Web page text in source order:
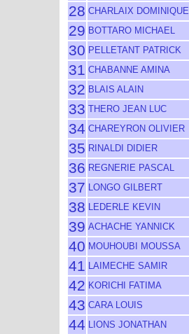
28 CHARLAIX DOMINIQUE
29 BOTTARO MICHAEL
30 PELLETANT PATRICK
31 CHABANNE AMINA
32 BLAIS ALAIN
33 THERO JEAN LUC
34 CHAREYRON OLIVIER
35 RINALDI DIDIER
36 REGNERIE PASCAL
37 LONGO GILBERT
38 LEDERLE KEVIN
39 ACHACHE YANNICK
40 MOUHOUBI MOUSSA
41 LAIMECHE SAMIR
42 KORICHI FATIMA
43 CARA LOUIS
44 LIONS JONATHAN